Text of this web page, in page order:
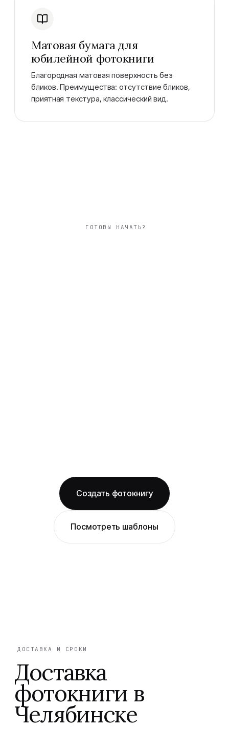
Матовая бумага для
юбилейной фотокниги
Благородная матовая поверхность без
бликов. Преимущества: отсутствие бликов,
приятная текстура, классический вид.
ГОТОВЫ НАЧАТЬ?
Создать фотокнигу
Посмотреть шаблоны
ДОСТАВКА И СРОКИ
Доставка
фотокниги в
Челябинске